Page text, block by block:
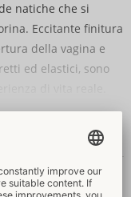
natiche che si
Eccitante finitura
della vagina e
ed elastici, sono
trasforma
ancora più
offrono uno